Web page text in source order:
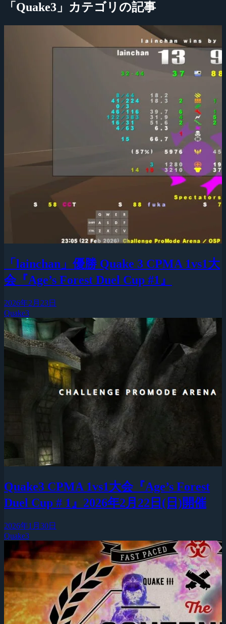
「Quake3」カテゴリの記事
「lainchan」優勝 Quake 3 CPMA 1vs1大
会『Age’s Forest Duel Cup #1』
2026年2月23日
Quake3
Quake3 CPMA 1vs1大会『Age’s Forest
Duel Cup # 1』2026年2月22日(日)開催
2026年1月30日
Quake3